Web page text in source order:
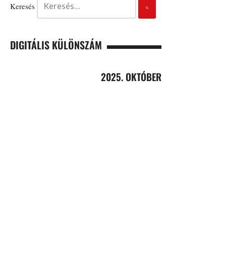
Keresés
DIGITÁLIS KÜLÖNSZÁM
2025. OKTÓBER